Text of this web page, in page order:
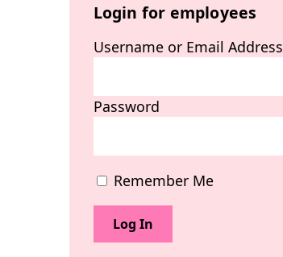
Login for employees
Username or Email Address
Password
Remember Me